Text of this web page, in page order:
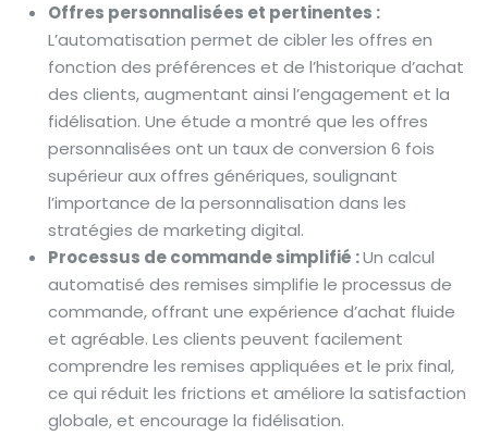
Offres personnalisées et pertinentes :
L’automatisation permet de cibler les offres en
fonction des préférences et de l’historique d’achat
des clients, augmentant ainsi l’engagement et la
fidélisation. Une étude a montré que les offres
personnalisées ont un taux de conversion 6 fois
supérieur aux offres génériques, soulignant
l’importance de la personnalisation dans les
stratégies de marketing digital.
Processus de commande simplifié :Un calcul
automatisé des remises simplifie le processus de
commande, offrant une expérience d’achat fluide
et agréable. Les clients peuvent facilement
comprendre les remises appliquées et le prix final,
ce qui réduit les frictions et améliore la satisfaction
globale, et encourage la fidélisation.